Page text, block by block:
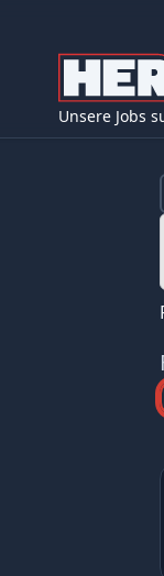
Unsere Jobs